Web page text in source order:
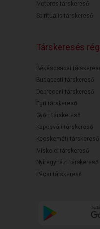
Motoros társkereső
Spirituális társkereső
Társkeresés
Békéscsabai
Budapesti társkereső
Debreceni társkereső
Egri társkereső
Győri társkereső
Kaposvári társkereső
Kecskeméti társkereső
Miskolci társkereső
Nyíregyházi társkereső
Pécsi társkereső